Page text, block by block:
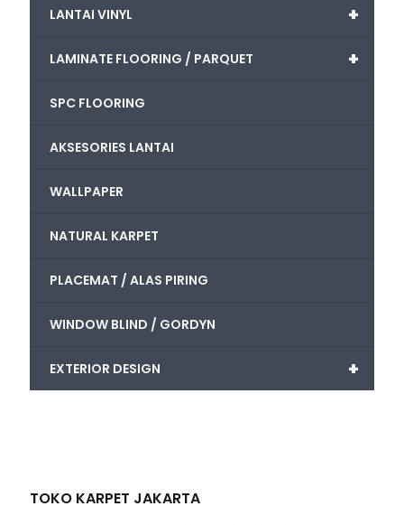
+
LANTAI VINYL
+
LAMINATE FLOORING / PARQUET
SPC FLOORING
AKSESORIES LANTAI
WALLPAPER
NATURAL KARPET
PLACEMAT / ALAS PIRING
WINDOW BLIND / GORDYN
+
EXTERIOR DESIGN
TOKO KARPET JAKARTA